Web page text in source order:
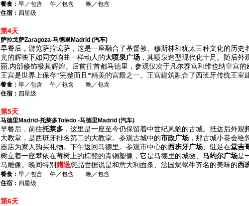
餐食：早／包含 午／包含 晚／包含
住宿： 四星级
第4天
萨拉戈萨Zaragoza-马德里Madrid (汽车)
早餐后，游览萨拉戈萨，这是一座融合了基督教、穆斯林和犹太三种文化的历史
光的辉映下如同交响曲一样动人的大喷泉广场 ，其喷泉造型现代化十足。随后外
丽,内部修饰极其辉煌。后前往首都马德里，参观仅次于凡尔赛宫和维也纳皇宫
王宫是世界上保存*完整而且*精美的宫殿之一。王宫建筑融合了西班牙传统王室
餐食：早／包含 午／包含 晚／包含
住宿： 四星级
第5天
马德里Madrid-托莱多Toledo -马德里Madrid (汽车)
早餐后，前往托莱多 ，这里是一座至今仍保留着中世纪风貌的古城。抵达后外观
大教堂，是西班牙排名第二的大教堂。参观古城中的市政广场 ，那古城小巷会给
器店为家人购买礼物。下午返回马德里。参观市中心的西班牙广场、驻足在堂吉
树立着一座攀依在莓树上的棕熊的青铜塑像，它是马德里的城徽、马约尔广场是
马雕像。晚间特别赠送您品尝据说是和意大利面条、法国焗蜗牛齐名的美味的西
餐食：早／包含 午／包含 晚／包含
住宿： 四星级
第6天